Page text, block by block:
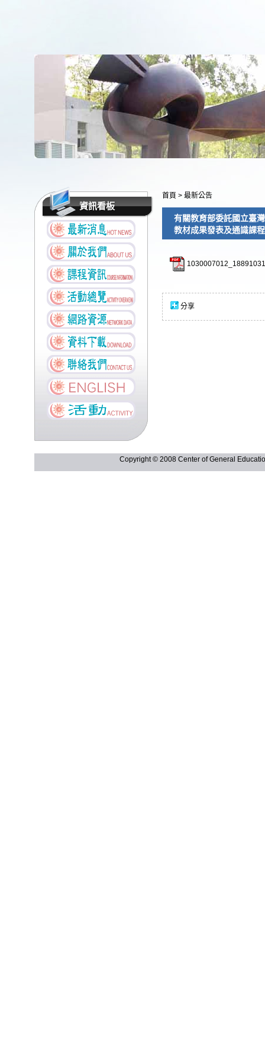
資訊看板
首頁 > 最新公告
有關教育部委託國立臺
教材成果發表及通識課
分享
Copyright © 2008 Center of General